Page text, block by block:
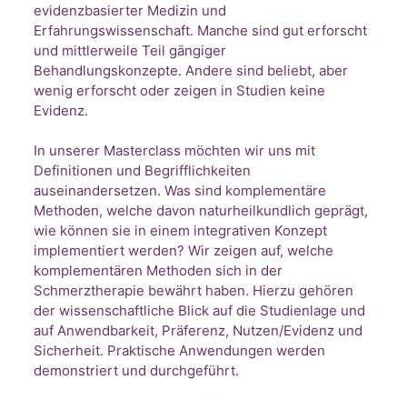
evidenzbasierter Medizin und
Erfahrungswissenschaft. Manche sind gut erforscht
und mittlerweile Teil gängiger
Behandlungskonzepte. Andere sind beliebt, aber
wenig erforscht oder zeigen in Studien keine
Evidenz.
In unserer Masterclass möchten wir uns mit
Definitionen und Begrifflichkeiten
auseinandersetzen. Was sind komplementäre
Methoden, welche davon naturheilkundlich geprägt,
wie können sie in einem integrativen Konzept
implementiert werden? Wir zeigen auf, welche
komplementären Methoden sich in der
Schmerztherapie bewährt haben. Hierzu gehören
der wissenschaftliche Blick auf die Studienlage und
auf Anwendbarkeit, Präferenz, Nutzen/Evidenz und
Sicherheit. Praktische Anwendungen werden
demonstriert und durchgeführt.